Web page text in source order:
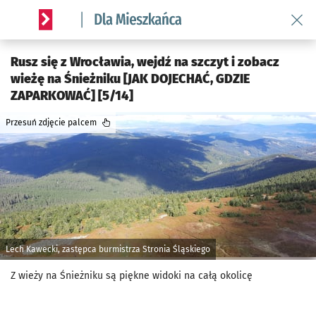
Serwis informacyjny wroclaw.pl podserwis: Dla mieszkańca
Rusz się z Wrocławia, wejdź na szczyt i zobacz
wieżę na Śnieżniku [JAK DOJECHAĆ, GDZIE
ZAPARKOWAĆ] [5/14]
Lech Kawecki, zastępca burmistrza Stronia Śląskiego
Przesuń zdjęcie palcem
Z wieży na Śnieżniku są piękne widoki na całą okolicę